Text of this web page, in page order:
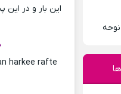
این بار و در
harkee rafte